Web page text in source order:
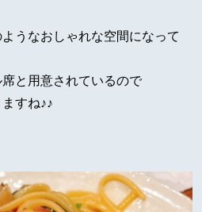
うなおしゃれな空間になって
と用意されているので
すね♪♪